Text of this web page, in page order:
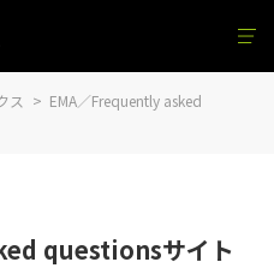
ス
EMA／Frequently asked
questionsサイト